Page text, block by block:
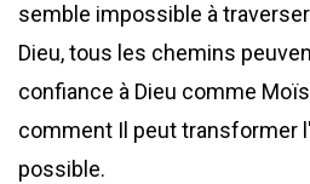
semble impossible à
Dieu, tous les chemins
confiance à Dieu comme
comment Il peut transformer
possible.